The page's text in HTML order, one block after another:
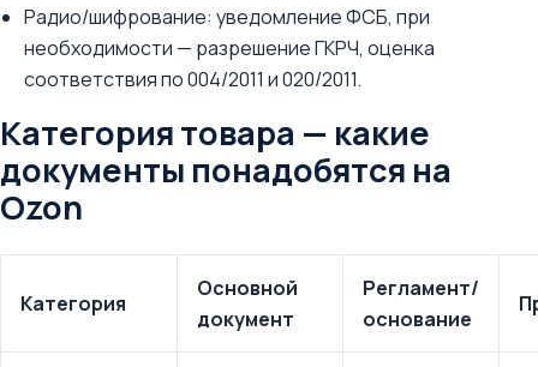
Радио/шифрование: уведомление ФСБ, при
необходимости — разрешение ГКРЧ, оценка
соответствия по 004/2011 и 020/2011.
Категория товара — какие
документы понадобятся на
Ozon
Категория
Основной
документ
Регламент/
основание